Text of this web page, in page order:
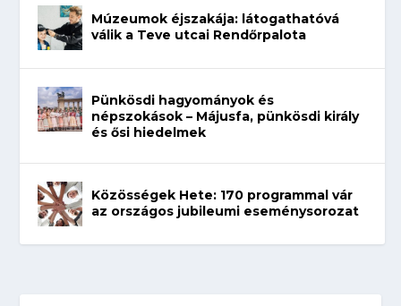
Múzeumok éjszakája: látogathatóvá
válik a Teve utcai Rendőrpalota
Pünkösdi hagyományok és
népszokások – Májusfa, pünkösdi király
és ősi hiedelmek
Közösségek Hete: 170 programmal vár
az országos jubileumi eseménysorozat